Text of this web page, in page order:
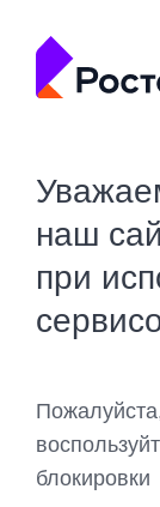
наш
при
блокировки